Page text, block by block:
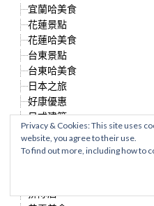
宜蘭哈美食
花蓮景點
花蓮哈美食
台東景點
台東哈美食
日本之旅
好康優惠
日式建築
彩繪巷
下午茶
排隊店
Privacy & Cookies: This site uses
website, you agree to their use.
To find out more, including how to